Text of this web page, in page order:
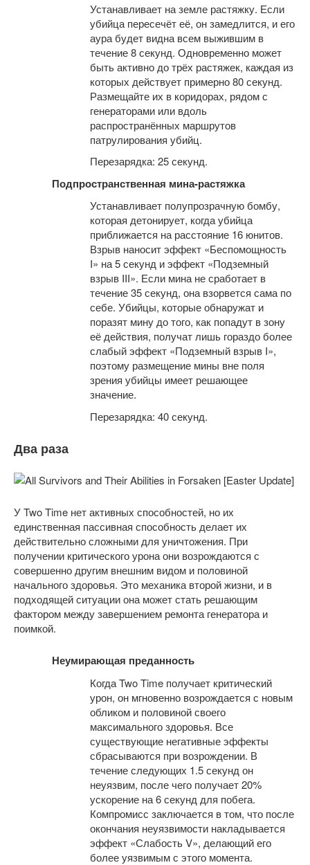
Устанавливает на земле растяжку. Если
убийца пересечёт её, он замедлится, и его
аура будет видна всем выжившим в
течение 8 секунд. Одновременно может
быть активно до трёх растяжек, каждая из
которых действует примерно 80 секунд.
Размещайте их в коридорах, рядом с
генераторами или вдоль
распространённых маршрутов
патрулирования убийц.
Перезарядка: 25 секунд.
Подпространственная мина-растяжка
Устанавливает полупрозрачную бомбу,
которая детонирует, когда убийца
приближается на расстояние 16 юнитов.
Взрыв наносит эффект «Беспомощность
I» на 5 секунд и эффект «Подземный
взрыв III». Если мина не сработает в
течение 35 секунд, она взорвется сама по
себе. Убийцы, которые обнаружат и
поразят мину до того, как попадут в зону
её действия, получат лишь гораздо более
слабый эффект «Подземный взрыв I»,
поэтому размещение мины вне поля
зрения убийцы имеет решающее
значение.
Перезарядка: 40 секунд.
Два раза
У Two Time нет активных способностей, но их
единственная пассивная способность делает их
действительно сложными для уничтожения. При
получении критического урона они возрождаются с
совершенно другим внешним видом и половиной
начального здоровья. Это механика второй жизни, и в
подходящей ситуации она может стать решающим
фактором между завершением ремонта генератора и
поимкой.
Неумирающая преданность
Когда Two Time получает критический
урон, он мгновенно возрождается с новым
обликом и половиной своего
максимального здоровья. Все
существующие негативные эффекты
сбрасываются при возрождении. В
течение следующих 1.5 секунд он
неуязвим, после чего получает 20%
ускорение на 6 секунд для побега.
Компромисс заключается в том, что после
окончания неуязвимости накладывается
эффект «Слабость V», делающий его
более уязвимым с этого момента.